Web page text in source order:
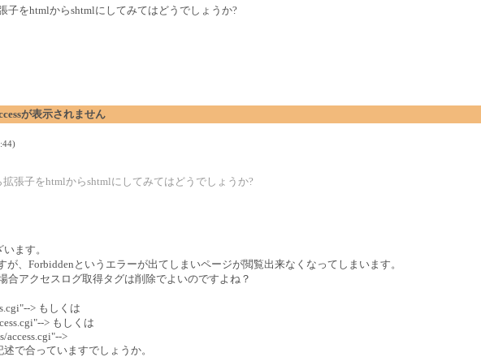
子をhtmlからshtmlにしてみてはどうでしょうか?
が表示されません
拡張子をhtmlからshtmlにしてみてはどうでしょうか?
ます。
が、Forbiddenというエラーが出てしまいページが閲覧出来なくなってしまいます。
合アクセスログ取得タグは削除でよいのですよね？
> もしくは
> もしくは
access.cgi"-->
で合っていますでしょうか。